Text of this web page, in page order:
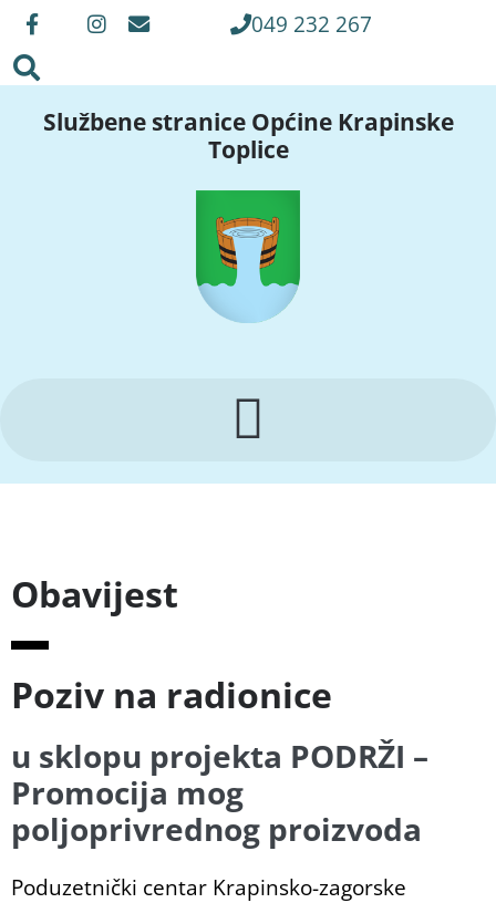
049 232 267
Službene stranice Općine Krapinske
Toplice
Obavijest
Poziv na radionice
u sklopu projekta PODRŽI –
Promocija mog
poljoprivrednog proizvoda
Poduzetnički centar Krapinsko-zagorske